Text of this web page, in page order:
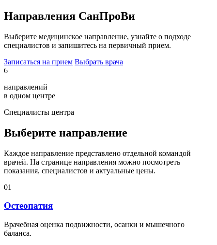
Направления СанПроВи
Выберите медицинское направление, узнайте о подходе
специалистов и запишитесь на первичный прием.
Записаться на прием Выбрать врача
6
направлений
в одном центре
Специалисты центра
Выберите направление
Каждое направление представлено отдельной командой
врачей. На странице направления можно посмотреть
показания, специалистов и актуальные цены.
01
Остеопатия
Врачебная оценка подвижности, осанки и мышечного
баланса.